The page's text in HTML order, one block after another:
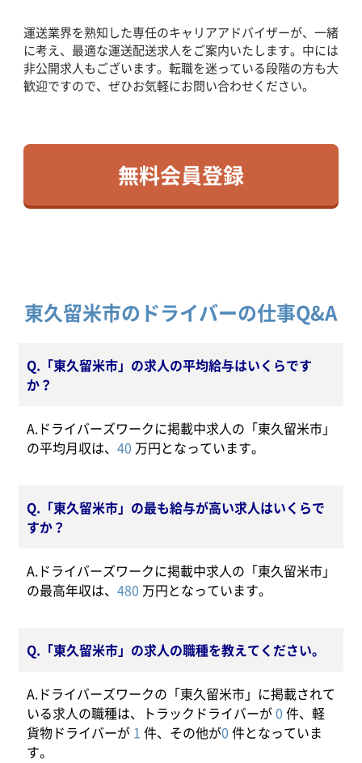
運送業界を熟知した専任のキャリアアドバイザーが、一緒
に考え、最適な運送配送求人をご案内いたします。中には
非公開求人もございます。転職を迷っている段階の方も大
歓迎ですので、ぜひお気軽にお問い合わせください。
無料会員登録
東久留米市のドライバーの仕事Q&A
Q.「東久留米市」の求人の平均給与はいくらです
か？
A.ドライバーズワークに掲載中求人の「東久留米市」
の平均月収は、 40 万円となっています。
Q.「東久留米市」の最も給与が高い求人はいくらで
すか？
A.ドライバーズワークに掲載中求人の「東久留米市」
の最高年収は、 480 万円となっています。
Q.「東久留米市」の求人の職種を教えてください。
A.ドライバーズワークの「東久留米市」に掲載されて
いる求人の職種は、トラックドライバーが0 件、軽
貨物ドライバーが 1 件、その他が0 件となっていま
す。